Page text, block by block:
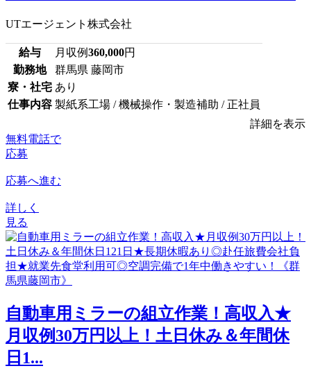
UTエージェント株式会社
給与 月収例360,000円
勤務地
群馬県 藤岡市
寮・社宅 あり
仕事内容 製紙系工場 / 機械操作・製造補助 / 正社員
詳細を表示
無料電話で
応募
応募へ進む
詳しく
見る
自動車用ミラーの組立作業！高収入★
月収例30万円以上！土日休み＆年間休
日1...